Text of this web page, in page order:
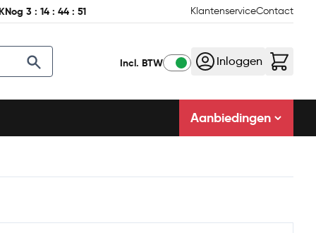
Nog 3 : 14 : 44 : 50 KlantenserviceContact
Incl. BTW Inloggen
Aanbiedingen